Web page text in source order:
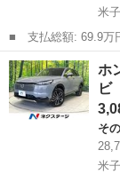
米
■ 支払総額: 69.9万円 ■ 車両本体価格： 591,000 円 ■ メーカー
名： ホンダ ■ 車
Ｇ ターボＳＳパ
電動ドア 衝...
鳥取 米子市
ホ
ビ
そ
米